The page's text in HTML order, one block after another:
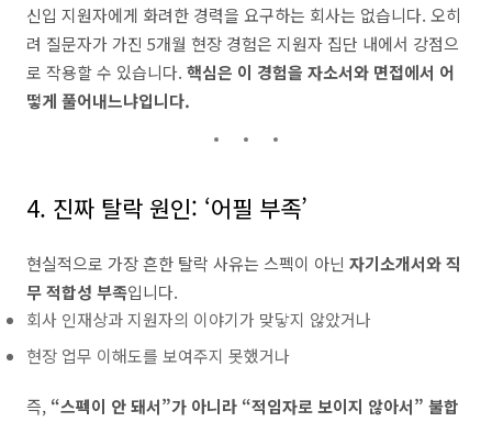
신입 지원자에게 화려한 경력을 요구하는 회사는 없습니다. 오히
려 질문자가 가진 5개월 현장 경험은 지원자 집단 내에서 강점으
로 작용할 수 있습니다. 핵심은 이 경험을 자소서와 면접에서 어
떻게 풀어내느냐입니다.
4. 진짜 탈락 원인: ‘어필 부족’
현실적으로 가장 흔한 탈락 사유는 스펙이 아닌 자기소개서와 직
무 적합성 부족입니다.
회사 인재상과 지원자의 이야기가 맞닿지 않았거나
현장 업무 이해도를 보여주지 못했거나
즉, “스펙이 안 돼서”가 아니라 “적임자로 보이지 않아서” 불합